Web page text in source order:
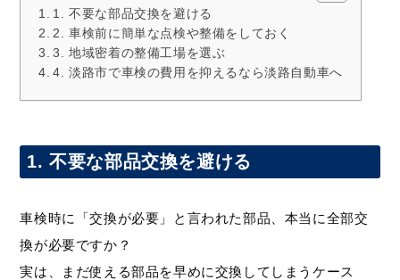
1. 不要な部品交換を避ける
2. 車検前に簡単な点検や整備をしておく
3. 地域密着の整備工場を選ぶ
4. 淡路市で車検の費用を抑えるなら淡路自動車へ
1. 不要な部品交換を避ける
車検時に「交換が必要」と言われた部品、本当に全部交
換が必要ですか？
実は、まだ使える部品を早めに交換してしまうケース